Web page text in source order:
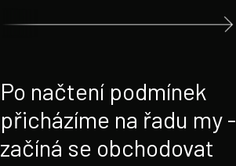
Po načtení podmínek
přicházíme na řadu my -
začíná se obchodovat